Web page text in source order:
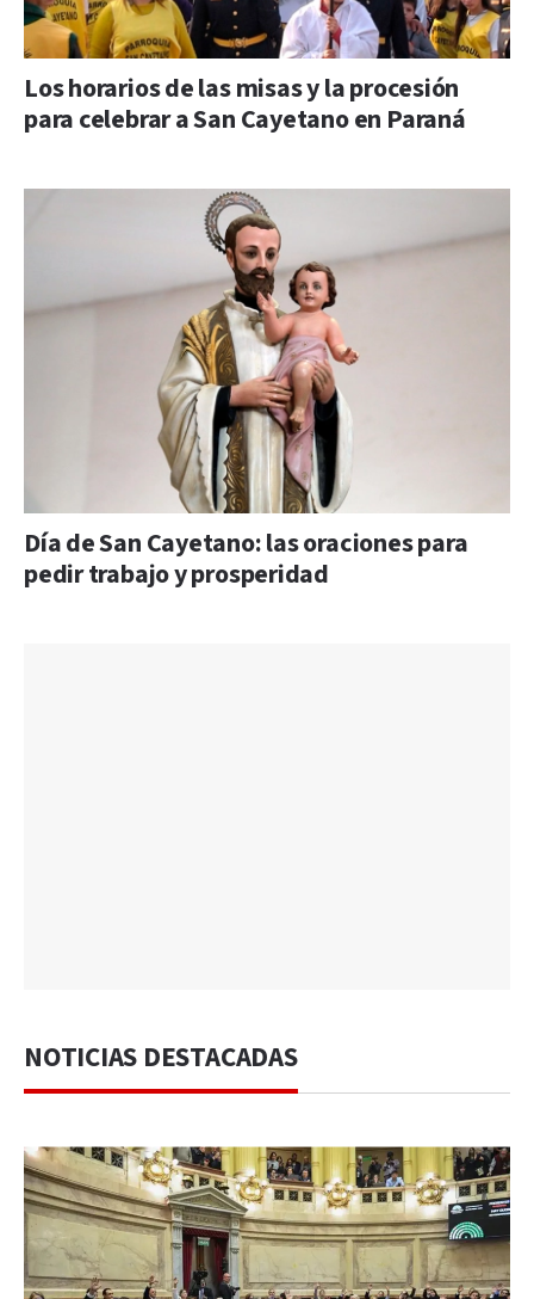
Los horarios de las misas y la procesión
para celebrar a San Cayetano en Paraná
Día de San Cayetano: las oraciones para
pedir trabajo y prosperidad
NOTICIAS DESTACADAS